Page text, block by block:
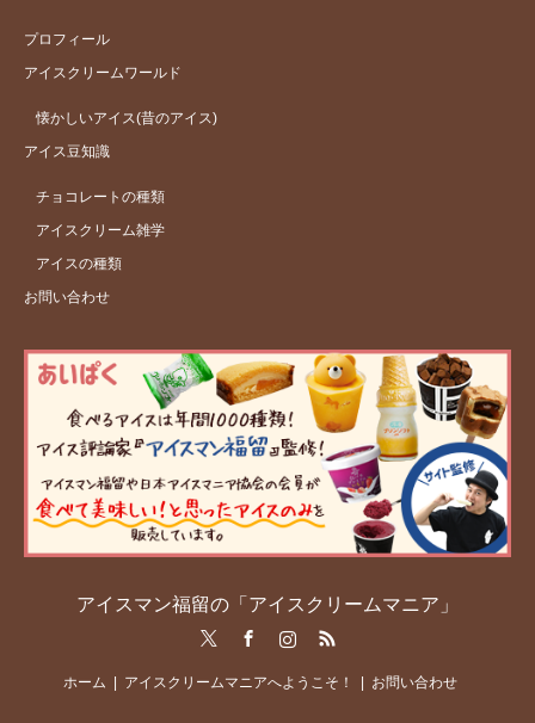
プロフィール
アイスクリームワールド
懐かしいアイス(昔のアイス)
アイス豆知識
チョコレートの種類
アイスクリーム雑学
アイスの種類
お問い合わせ
アイスマン福留の「アイスクリームマニア」
RSS
ホーム アイスクリームマニアへようこそ！ お問い合わせ